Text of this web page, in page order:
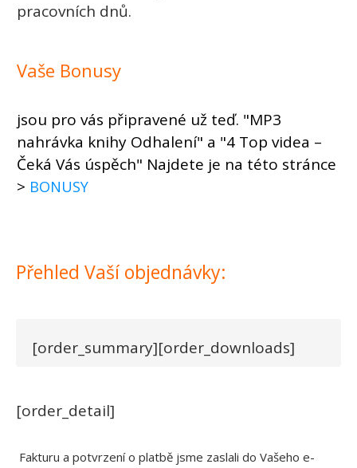
pracovních dnů.
Vaše Bonusy
jsou pro vás připravené už teď. "MP3
nahrávka knihy Odhalení" a "4 Top videa –
Čeká Vás úspěch" Najdete je na této stránce
> BONUSY
Přehled Vaší objednávky:
[order_summary][order_downloads]
[order_detail]
Fakturu a potvrzení o platbě jsme zaslali do Vašeho e-